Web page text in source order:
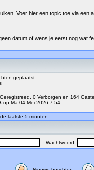
Voer hier een topic toe via een
datum of wens je eerst nog wat
geplaatst
0 Verborgen en 164
op Ma 04 Mei 2026 7:54
laatste 5 minuten
Wachtwoord: